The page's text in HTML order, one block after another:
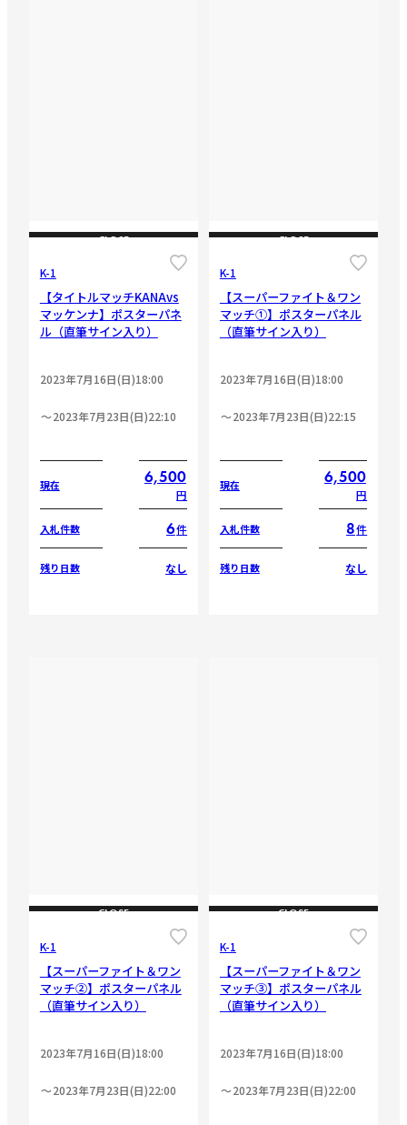
CLOSE
K-1
【タイトルマッチKANAvs
マッケンナ】ポスターパネ
ル（直筆サイン入り）
2023年7月16日(日)18:00
2023年7月23日(日)22:10
現在 6,500
円
入札件数 6件
残り日数 なし
CLOSE
K-1
【スーパーファイト＆ワン
マッチ①】ポスターパネル
（直筆サイン入り）
2023年7月16日(日)18:00
2023年7月23日(日)22:15
現在 6,500
円
入札件数 8件
残り日数 なし
CLOSE
K-1
【スーパーファイト＆ワン
マッチ②】ポスターパネル
（直筆サイン入り）
2023年7月16日(日)18:00
2023年7月23日(日)22:00
CLOSE
K-1
【スーパーファイト＆ワン
マッチ③】ポスターパネル
（直筆サイン入り）
2023年7月16日(日)18:00
2023年7月23日(日)22:00